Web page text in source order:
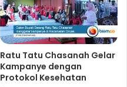
Ratu Tatu Chasanah Gelar
Kampanye dengan
Protokol Kesehatan